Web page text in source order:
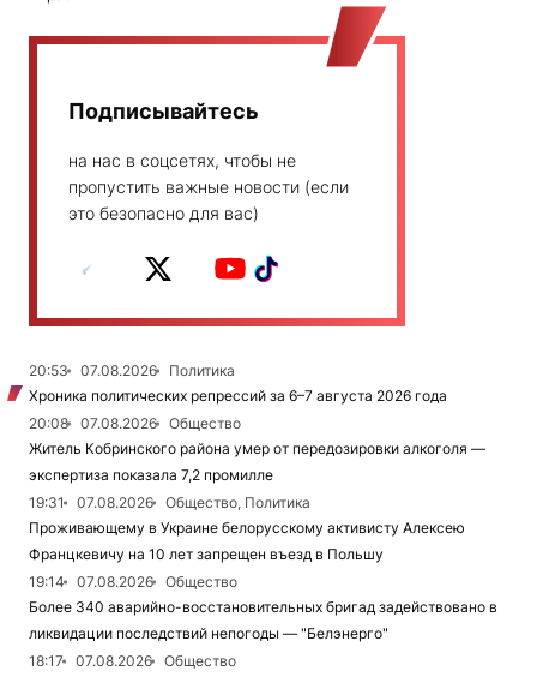
Подписывайтесь
на нас в соцсетях, чтобы не
пропустить важные новости (если
это безопасно для вас)
20:53 07.08.2026
Политика
Хроника политических репрессий за 6–7 августа 2026 года
20:08
07.08.2026
Общество
Житель Кобринского района умер от передозировки алкоголя —
экспертиза показала 7,2 промилле
19:31
07.08.2026
Общество, Политика
Проживающему в Украине белорусскому активисту Алексею
Францкевичу на 10 лет запрещен въезд в Польшу
19:14
07.08.2026
Общество
Более 340 аварийно-восстановительных бригад задействовано в
ликвидации последствий непогоды — "Белэнерго"
18:17
07.08.2026
Общество